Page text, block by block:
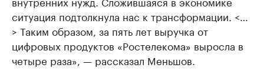
ситуация подтолкнула нас к трансформации. <…
> Таким образом, за пять лет выручка от
цифровых продуктов «Ростелекома» выросла в
четыре раза», — рассказал Меньшов.